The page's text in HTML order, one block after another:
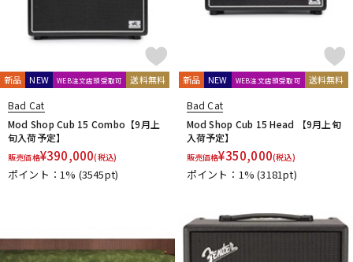
新品 NEW WEB注文店頭受取可 送料無料
Bad Cat
Mod Shop Cub 15 Combo【9月上
旬入荷予定】
販売価格¥390,000(税込)
ポイント：1% (3545pt)
新品 NEW WEB注文店頭受取可 送料無料
Bad Cat
Mod Shop Cub 15 Head 【9月上旬
入荷予定】
販売価格¥350,000(税込)
ポイント：1%(3181pt)